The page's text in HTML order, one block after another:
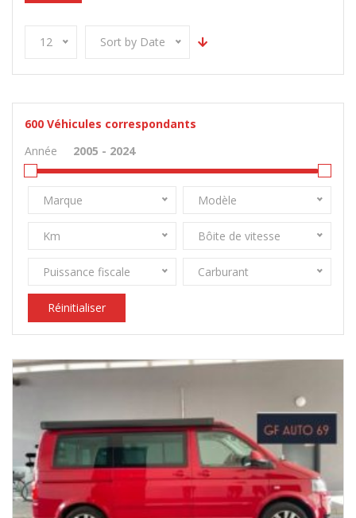
12 Sort by Date
600 Véhicules correspondants
Année
Marque Modèle
Km Bôite de vitesse
Puissance fiscale Carburant
Réinitialiser